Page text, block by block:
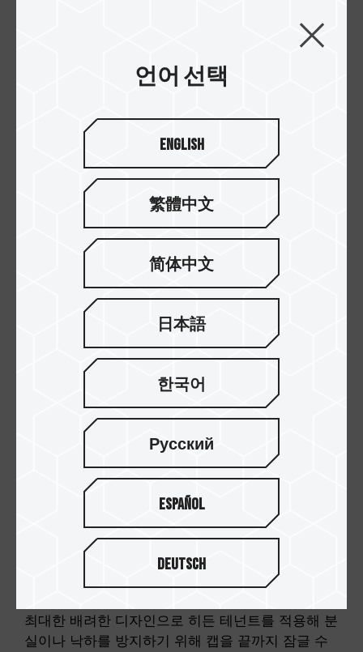
독창적인 심리스 디자인
전체적인 심리스 디자인은 일반 상용 플래시 드라이
브 제품들과 달리 손에 흠집이 나지 않고 쉽게 더러
워지지 않습니다. 균형이 잘 잡힌 둥근 모양과 독창
적인 심리스 디자인으로 심플하고 매끄럽고 우아해
독특한 디자인으로 캡 손실 방지
최대한 배려한 디자인으로 히든 테넌트를 적용해 분
실이나 낙하를 방지하기 위해 캡을 끝까지 잠글 수
언어 선택
English
繁體中文
简体中文
日本語
한국어
Русский
Español
Deutsch